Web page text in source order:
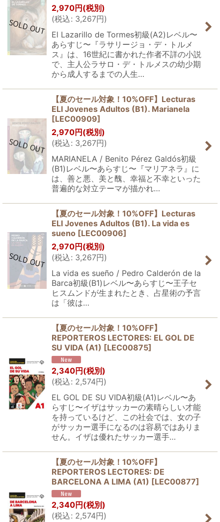
2,970円 (税別)
(税込: 3,267円)
El Lazarillo de Tormes初級(A2)レベル〜
あらすじ〜『ラサリージョ・デ・トルメ
ス』は、16世紀に書かれた作者不詳の小説
で、主人公ラサロ・デ・トルメスの幼少期
から成人するまでの人生…
【夏のセール対象！10%OFF】Lecturas
ELI Jovenes Adultos (B1). Marianela
[LEC00909]
2,970円 (税別)
(税込: 3,267円)
MARIANELA / Benito Pérez Galdós初級
(B1)レベル〜あらすじ〜『マリアネラ』に
は、善と悪、美と醜、幸福と不幸といった
普遍的な対立テーマが描かれ…
【夏のセール対象！10%OFF】Lecturas
ELI Jovenes Adultos (B1). La vida es
sueno [LEC00906]
2,970円 (税別)
(税込: 3,267円)
La vida es sueño / Pedro Calderón de la
Barca初級(B1)レベル〜あらすじ〜王子セ
ヒスムンドが生まれたとき、占星術の予言
は「彼は…
【夏のセール対象！10%OFF】
REPORTEROS LECTORES: EL GOL DE
SU VIDA (A1) [LEC00875]
2,340円 (税別)
(税込: 2,574円)
EL GOL DE SU VIDA初級(A1)レベル〜あ
らすじ〜イザはサッカーの素晴らしい才能
を持っているけど、この社会では、女の子
がサッカー選手になるのは容易ではありま
せん。イザは優れたサッカー選手…
【夏のセール対象！10%OFF】
REPORTEROS LECTORES: DE
BARCELONA A LIMA (A1) [LEC00877]
2,340円 (税別)
(税込: 2,574円)